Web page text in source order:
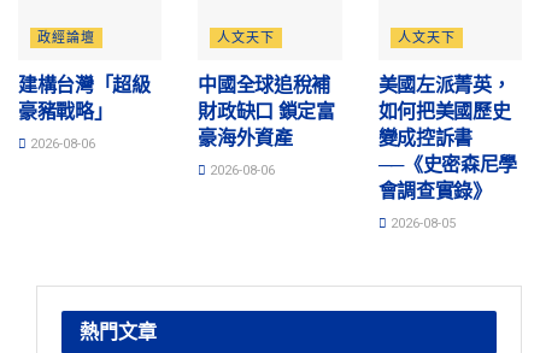
政經論壇
建構台灣「超級
豪豬戰略」
2026-08-06
人文天下
中國全球追稅補
財政缺口 鎖定富
豪海外資產
2026-08-06
人文天下
美國左派菁英，
如何把美國歷史
變成控訴書
──《史密森尼學
會調查實錄》
2026-08-05
熱門文章